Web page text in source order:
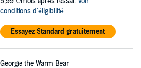
conditions d'éligibilité
Essayez Standard gratuitement
Georgie the Warm Bear